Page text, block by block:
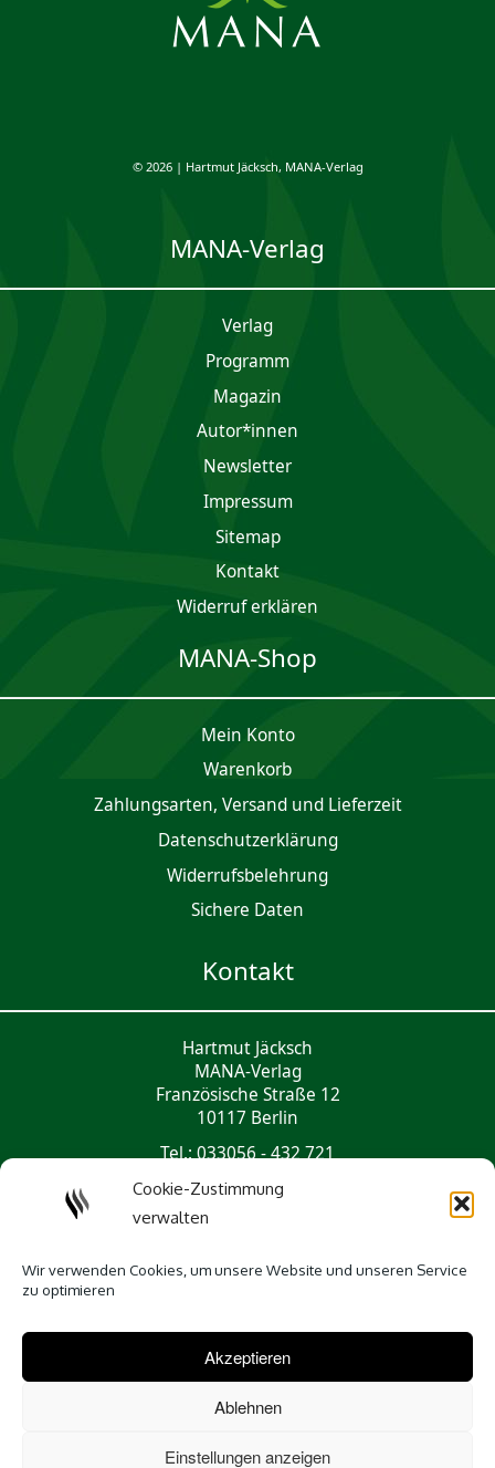
Cookie-Zustimmung
verwalten
Wir verwenden Cookies, um unsere Website und unseren Service
zu optimieren
Akzeptieren
Ablehnen
Einstellungen anzeigen
© 2026 | Hartmut Jäcksch, MANA-Verlag
MANA-Verlag
Verlag
Programm
Magazin
Autor*innen
Newsletter
Impres­sum
Sitemap
Kontakt
Widerruf erklären
MANA-Shop
Mein Konto
Waren­korb
Zahlungsarten, Versand und Lieferzeit
Daten­schutz­er­klärung
Widerrufsbelehrung
Sichere Daten
Kontakt
Hartmut Jäcksch
MANA-Verlag
Französische Straße 12
10117 Berlin
Tel.: 033056 - 432 721
Social Media